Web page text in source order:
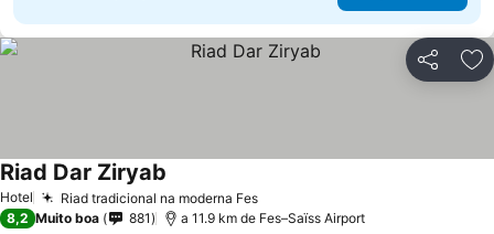
Partilhar
Hotel Riad tradicional na moderna FesVer preços
Riad Dar Ziryab
8,2 Muito boa 881 a 11.9 km de Fes–Saïss Airport